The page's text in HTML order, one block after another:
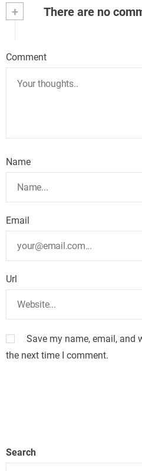
+ There are no
Comment
Name
Email
Url
Save my name, email, and
the next time I comment.
Search